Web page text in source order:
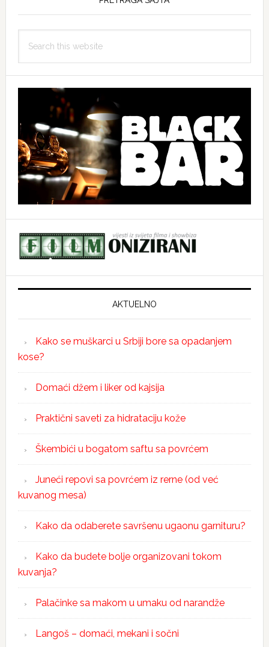
this
AKTUELNO
Kako se muškarci u Srbiji bore sa opadanjem
kose?
Domaći džem i liker od kajsija
Praktični saveti za hidrataciju kože
Škembići u bogatom saftu sa povrćem
Juneći repovi sa povrćem iz rerne (od već
kuvanog mesa)
Kako da odaberete savršenu ugaonu garnituru?
Kako da budete bolje organizovani tokom
kuvanja?
Palačinke sa makom u umaku od narandže
Langoš – domaći, mekani i sočni